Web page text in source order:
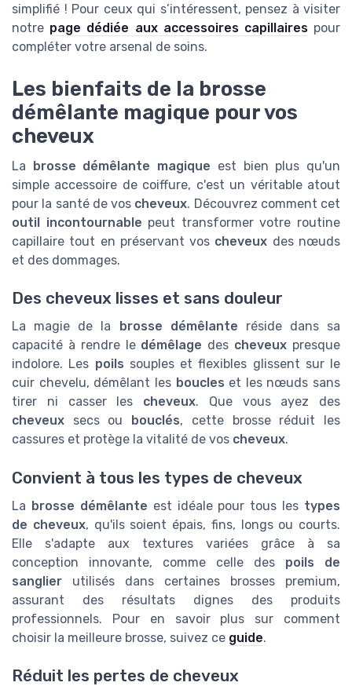
simplifié ! Pour ceux qui s’intéressent, pensez à visiter
notre page dédiée aux accessoires capillairespour
compléter votre arsenal de soins.
Les bienfaits de la brosse
démêlante magique pour vos
cheveux
La brosse démêlante magique est bien plus qu'un
simple accessoire de coiffure, c'est un véritable atout
pour la santé de vos cheveux. Découvrez comment cet
outil incontournable peut transformer votre routine
capillaire tout en préservant vos cheveux des nœuds
et des dommages.
Des cheveux lisses et sans douleur
La magie de la brosse démêlante réside dans sa
capacité à rendre le démêlage des cheveux presque
indolore. Les poils souples et flexibles glissent sur le
cuir chevelu, démêlant les boucles et les nœuds sans
tirer ni casser les cheveux. Que vous ayez des
cheveux secs ou bouclés, cette brosse réduit les
cassures et protège la vitalité de vos cheveux.
Convient à tous les types de cheveux
La brosse démêlante est idéale pour tous les types
de cheveux, qu'ils soient épais, fins, longs ou courts.
Elle s'adapte aux textures variées grâce à sa
conception innovante, comme celle des poils de
sanglier utilisés dans certaines brosses premium,
assurant des résultats dignes des produits
professionnels. Pour en savoir plus sur comment
choisir la meilleure brosse, suivez ce guide.
Réduit les pertes de cheveux